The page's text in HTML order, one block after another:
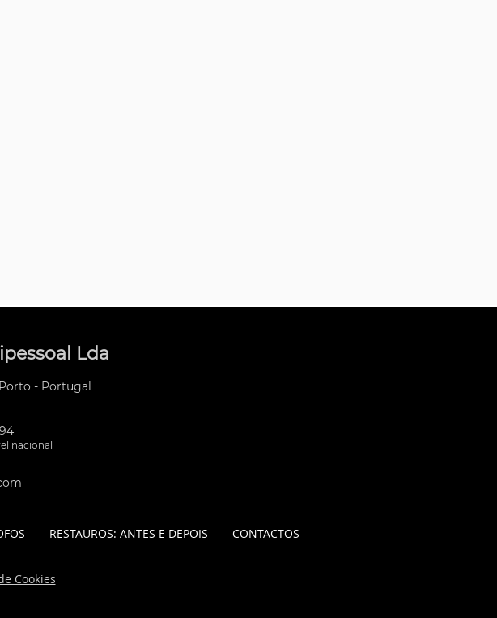
Lda
- Portugal
nacional
RESTAUROS: ANTES E DEPOIS CONTACTOS
Cookies